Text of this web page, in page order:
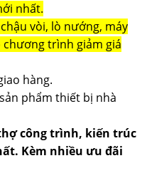
nhất.
vòi, lò nướng, máy
chương trình giảm giá
hàng.
phẩm thiết bị nhà
công trình, kiến trúc
Kèm nhiều ưu đãi